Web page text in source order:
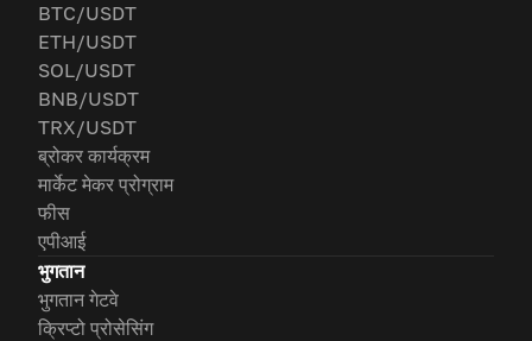
BTC/USDT
ETH/USDT
SOL/USDT
BNB/USDT
TRX/USDT
ब्रोकर कार्यक्रम
मार्केट मेकर प्रोग्राम
फीस
एपीआई
भुगतान
भुगतान गेटवे
क्रिप्टो प्रोसेसिंग